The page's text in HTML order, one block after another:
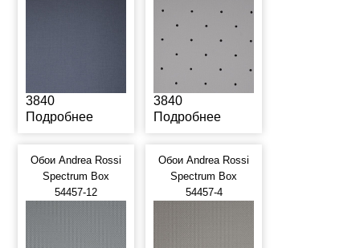
3840
Подробнее
3840
Подробнее
Обои Andrea Rossi
Spectrum Box
54457-12
Обои Andrea Rossi
Spectrum Box
54457-4